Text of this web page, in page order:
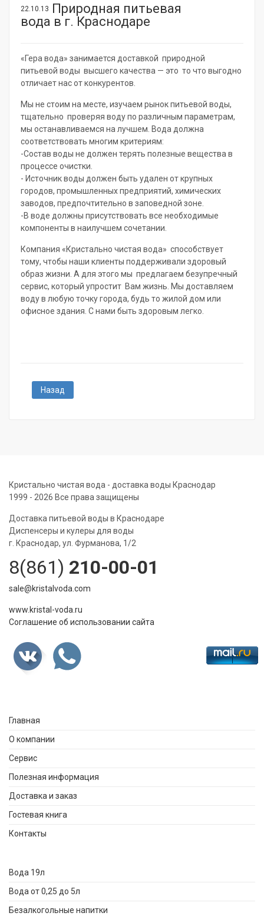
22.10.13 Природная питьевая
вода в г. Краснодаре
«Гера вода» занимается доставкой природной
питьевой воды высшего качества — это то что выгодно
отличает нас от конкурентов.
Мы не стоим на месте, изучаем рынок питьевой воды,
тщательно проверяя воду по различным параметрам,
мы останавливаемся на лучшем. Вода должна
соответствовать многим критериям:
-Состав воды не должен терять полезные вещества в
процессе очистки.
- Источник воды должен быть удален от крупных
городов, промышленных предприятий, химических
заводов, предпочтительно в заповедной зоне.
-В воде должны присутствовать все необходимые
компоненты в наилучшем сочетании.
Компания «Кристально чистая вода» способствует
тому, чтобы наши клиенты поддерживали здоровый
образ жизни. А для этого мы предлагаем безупречный
сервис, который упростит Вам жизнь. Мы доставляем
воду в любую точку города, будь то жилой дом или
офисное здания. С нами быть здоровым легко.
Назад
Кристально чистая вода - доставка воды Краснодар
1999 - 2026 Все права защищены
Доставка питьевой воды в Краснодаре
Диспенсеры и кулеры для воды
г. Краснодар, ул. Фурманова, 1/2
8(861) 210-00-01
sale@kristalvoda.com
www.kristal-voda.ru
Соглашение об использовании сайта
Главная
О компании
Сервис
Полезная информация
Доставка и заказ
Гостевая книга
Контакты
Вода 19л
Вода от 0,25 до 5л
Безалкогольные напитки